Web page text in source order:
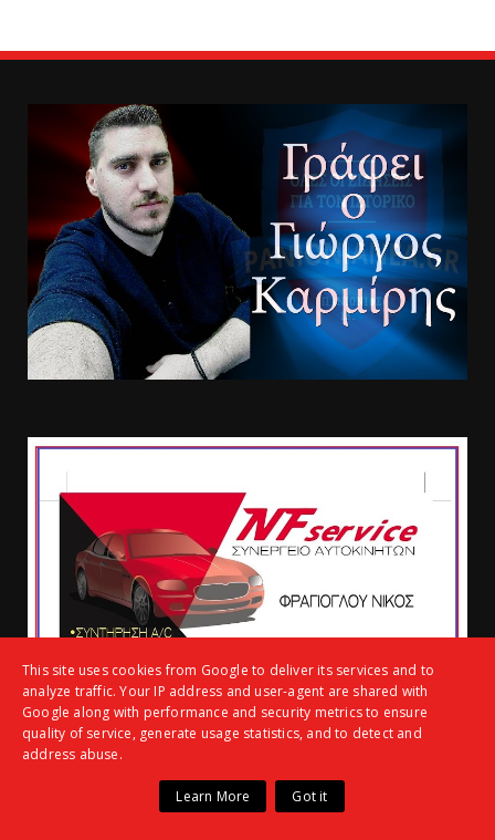
This site uses cookies from Google to deliver its services and to
analyze traffic. Your IP address and user-agent are shared with
Google along with performance and security metrics to ensure
quality of service, generate usage statistics, and to detect and
address abuse.
Learn More Got it